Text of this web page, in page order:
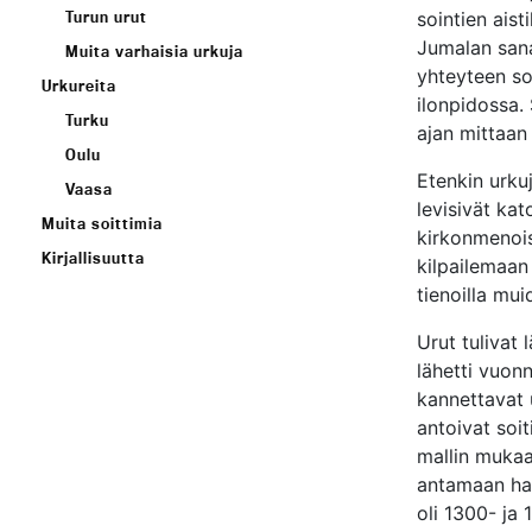
Turun urut
Muita varhaisia urkuja
Urkureita
Turku
Oulu
Vaasa
Muita soittimia
Kirjallisuutta
sointien
Jumalan
yhteyteen
ajan
Etenkin
levisivät
tienoilla
Urut tulivat
lähetti
kannettavat
antoivat
mallin
antamaan
oli 1300- ja